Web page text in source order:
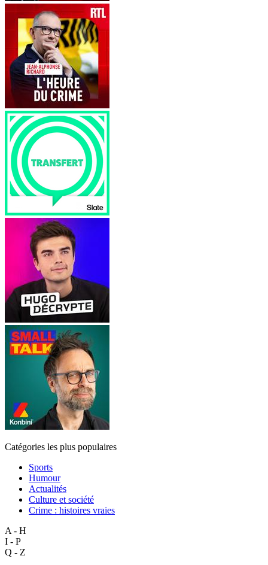
Catégories les plus populaires
Sports
Humour
Actualités
Culture et société
Crime : histoires vraies
A - H
I - P
Q - Z